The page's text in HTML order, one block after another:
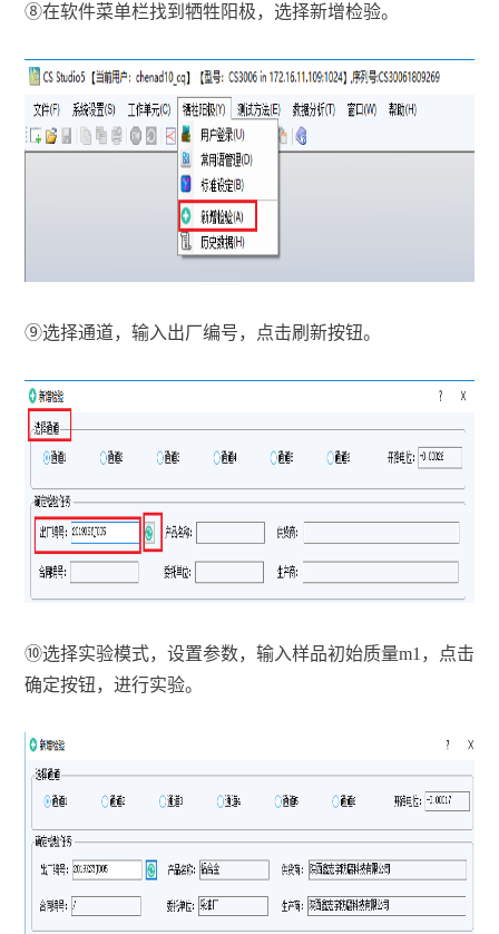
⑧在软件菜单栏找到牺牲阳极，选择新增检验。
⑨选择通道，输入出厂编号，点击刷新按钮。
⑩选择实验模式，设置参数，输入样品初始质量m1，点击
确定按钮，进行实验。